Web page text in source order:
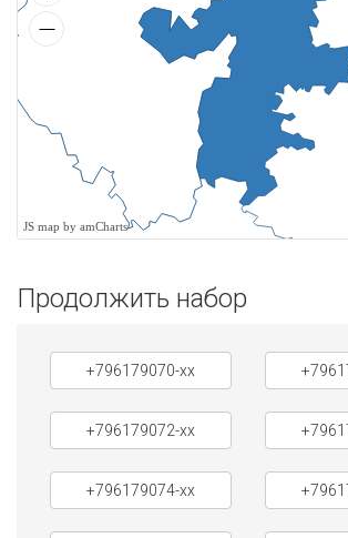
JS map by amCharts
Продолжить набор
+796179070-xx
+796179072-xx
+796179074-xx